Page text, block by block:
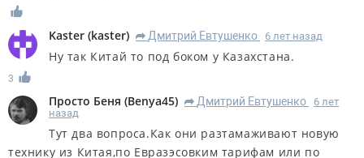
Kaster (kaster) R Дмитрий Евтушенко 6 лет назад
Ну так Китай то под боком у Казахстана.
3
Просто Беня (Benya45) R Дмитрий Евтушенко
6 лет
назад
Тут два вопроса.Как они разтамаживают новую
технику из Китая,по Евразэсовким тарифам или по